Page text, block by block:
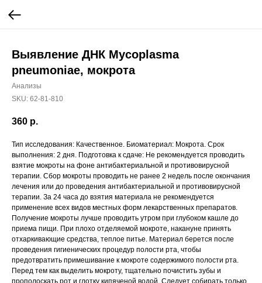
Выявление ДНК Мусоplasma
pneumoniae, мокрота
Анализы
SKU: 62-81-810
360 р.
Тип исследования: Качественное. Биоматериал: Мокрота. Срок
выполнения: 2 дня. Подготовка к сдаче: Не рекомендуется проводить
взятие мокроты на фоне антибактериальной и противовирусной
терапии. Сбор мокроты проводить не ранее 2 недель после окончания
лечения или до проведения антибактериальной и противовирусной
терапии. За 24 часа до взятия материала не рекомендуется
применение всех видов местных форм лекарственных препаратов.
Получение мокроты лучше проводить утром при глубоком кашле до
приема пищи. При плохо отделяемой мокроте, накануне принять
отхаркивающие средства, теплое питье. Материал берется после
проведения гигиенических процедур полости рта, чтобы
предотвратить примешивание к мокроте содержимого полости рта.
Перед тем как выделить мокроту, тщательно почистить зубы и